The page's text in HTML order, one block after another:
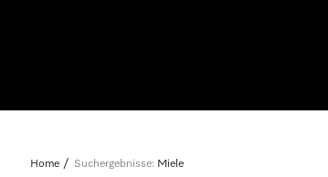
Home Suchergebnisse: Miele